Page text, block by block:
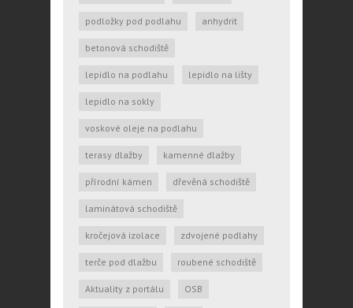
podložky pod podlahu anhydrit
betonová schodiště
lepidlo na podlahu lepidlo na lišty
lepidlo na sokly
voskové oleje na podlahu
terasy dlažby kamenné dlažby
přírodní kámen dřevěná schodiště
laminátová schodiště
kročejová izolace zdvojené podlahy
terče pod dlažbu roubené schodiště
Aktuality z portálu OSB